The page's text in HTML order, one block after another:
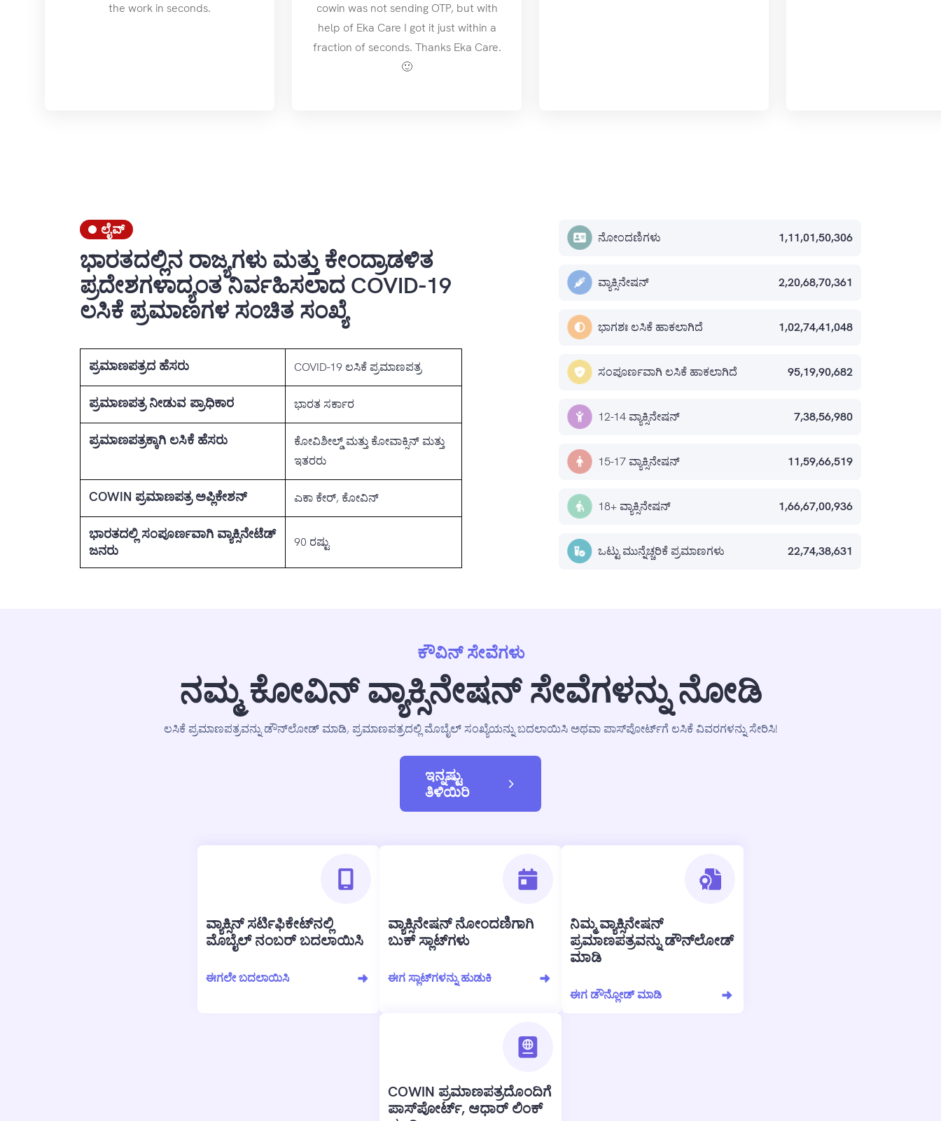
the work in seconds.
cowin was not sending OTP, but with
help of Eka Care I got it just within a
fraction of seconds. Thanks Eka Care.
🙂
ಲೈವ್
ಭಾರತದಲ್ಲಿನ ರಾಜ್ಯಗಳು ಮತ್ತು ಕೇಂದ್ರಾಡಳಿತ
ಪ್ರದೇಶಗಳಾದ್ಯಂತ ನಿರ್ವಹಿಸಲಾದ COVID-19
ಲಸಿಕೆ ಪ್ರಮಾಣಗಳ ಸಂಚಿತ ಸಂಖ್ಯೆ
ಪ್ರಮಾಣಪತ್ರದ ಹೆಸರು COVID-19 ಲಸಿಕೆ ಪ್ರಮಾಣಪತ್ರ
ಪ್ರಮಾಣಪತ್ರ ನೀಡುವ ಪ್ರಾಧಿಕಾರ ಭಾರತ ಸರ್ಕಾರ
ಪ್ರಮಾಣಪತ್ರಕ್ಕಾಗಿ ಲಸಿಕೆ ಹೆಸರು
ಕೋವಿಶೀಲ್ಡ್ ಮತ್ತು ಕೋವಾಕ್ಸಿನ್ ಮತ್ತು
ಇತರರು
COWIN ಪ್ರಮಾಣಪತ್ರ ಅಪ್ಲಿಕೇಶನ್ ಎಕಾ ಕೇರ್, ಕೋವಿನ್
ಭಾರತದಲ್ಲಿ ಸಂಪೂರ್ಣವಾಗಿ ವ್ಯಾಕ್ಸಿನೇಟೆಡ್
ಜನರು
90 ರಷ್ಟು
ನೋಂದಣಿಗಳು 1,11,01,50,306
ವ್ಯಾಕ್ಸಿನೇಷನ್ 2,20,68,70,361
ಭಾಗಶಃ ಲಸಿಕೆ ಹಾಕಲಾಗಿದೆ 1,02,74,41,048
ಸಂಪೂರ್ಣವಾಗಿ ಲಸಿಕೆ ಹಾಕಲಾಗಿದೆ 95,19,90,682
12-14 ವ್ಯಾಕ್ಸಿನೇಷನ್ 7,38,56,980
15-17 ವ್ಯಾಕ್ಸಿನೇಷನ್ 11,59,66,519
18+ ವ್ಯಾಕ್ಸಿನೇಷನ್ 1,66,67,00,936
ಒಟ್ಟು ಮುನ್ನೆಚ್ಚರಿಕೆ ಪ್ರಮಾಣಗಳು 22,74,38,631
ಕೌವಿನ್ ಸೇವೆಗಳು
ನಮ್ಮ ಕೋವಿನ್ ವ್ಯಾಕ್ಸಿನೇಷನ್ ಸೇವೆಗಳನ್ನು ನೋಡಿ
ಲಸಿಕೆ ಪ್ರಮಾಣಪತ್ರವನ್ನು ಡೌನ್‌ಲೋಡ್ ಮಾಡಿ, ಪ್ರಮಾಣಪತ್ರದಲ್ಲಿ ಮೊಬೈಲ್ ಸಂಖ್ಯೆಯನ್ನು ಬದಲಾಯಿಸಿ ಅಥವಾ ಪಾಸ್‌ಪೋರ್ಟ್‌ಗೆ ಲಸಿಕೆ ವಿವರಗಳನ್ನು ಸೇರಿಸಿ!
ಇನ್ನಷ್ಟು
ತಿಳಿಯಿರಿ
ವ್ಯಾಕ್ಸಿನ್ ಸರ್ಟಿಫಿಕೇಟ್‌ನಲ್ಲಿ
ಮೊಬೈಲ್ ನಂಬರ್ ಬದಲಾಯಿಸಿ
ಈಗಲೇ ಬದಲಾಯಿಸಿ
ವ್ಯಾಕ್ಸಿನೇಷನ್ ನೋಂದಣಿಗಾಗಿ
ಬುಕ್ ಸ್ಲಾಟ್‌ಗಳು
ಈಗ ಸ್ಲಾಟ್‌ಗಳನ್ನು ಹುಡುಕಿ
ನಿಮ್ಮ ವ್ಯಾಕ್ಸಿನೇಷನ್
ಪ್ರಮಾಣಪತ್ರವನ್ನು ಡೌನ್‌ಲೋಡ್
ಮಾಡಿ
ಈಗ ಡೌನ್ಲೋಡ್ ಮಾಡಿ
COWIN ಪ್ರಮಾಣಪತ್ರದೊಂದಿಗೆ
ಪಾಸ್‌ಪೋರ್ಟ್, ಆಧಾರ್ ಲಿಂಕ್